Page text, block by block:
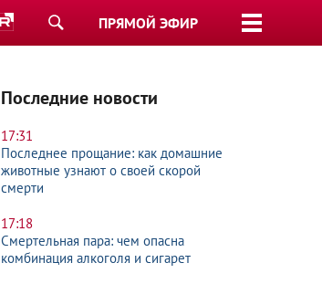
ПРЯМОЙ ЭФИР
Последние новости
17:31
Последнее прощание: как домашние
животные узнают о своей скорой
смерти
17:18
Смертельная пара: чем опасна
комбинация алкоголя и сигарет